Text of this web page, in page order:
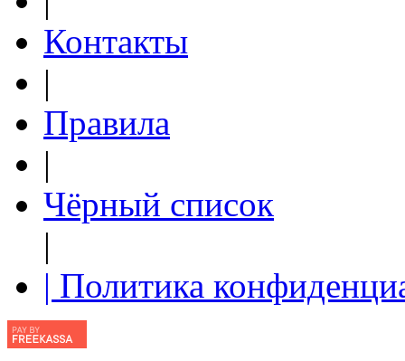
Контакты
|
Правила
|
Чёрный список
|
| Политика